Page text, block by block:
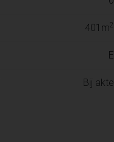
401m2
E
Bij akte